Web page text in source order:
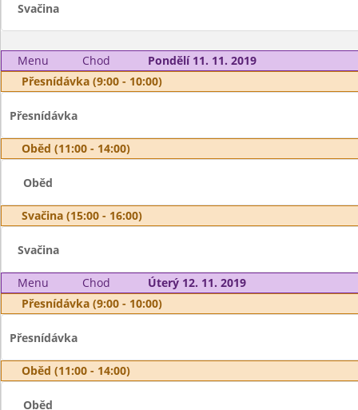
Svačina
Menu Chod
Pondělí 11. 11. 2019
Přesnídávka (9:00 - 10:00)
Přesnídávka
Oběd (11:00 - 14:00)
Oběd
Svačina (15:00 - 16:00)
Svačina
Menu Chod
Úterý 12. 11. 2019
Přesnídávka (9:00 - 10:00)
Přesnídávka
Oběd (11:00 - 14:00)
Oběd